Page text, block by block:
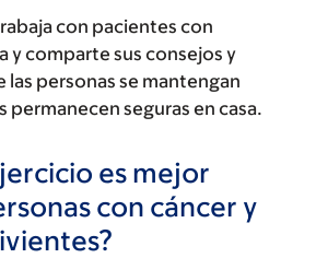
con pacientes con
y comparte sus consejos y
las personas se mantengan
permanecen seguras en casa.
es mejor
con cáncer y